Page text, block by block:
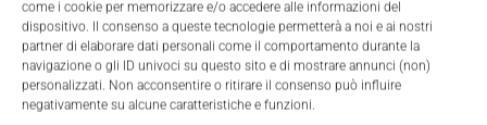
come i cookie per memorizzare e/o accedere alle informazioni del
dispositivo. Il consenso a queste tecnologie permetterà a noi e ai nostri
partner di elaborare dati personali come il comportamento durante la
navigazione o gli ID univoci su questo sito e di mostrare annunci (non)
personalizzati. Non acconsentire o ritirare il consenso può influire
negativamente su alcune caratteristiche e funzioni.
gestire la manutenzione della metropolitana di
Torino. Grazie al modulo di pianificazione orari,
itinerari e turni, in base al modello dell'intera rete
(percorsi, fermate ecc.) e degli orari stagionali di